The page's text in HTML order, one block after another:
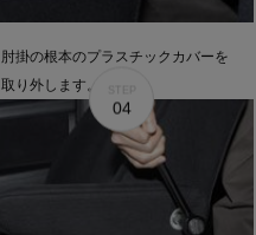
肘掛の根本のプラスチックカバーを
取り外します。
04